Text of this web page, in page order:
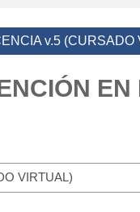
v.5 (CURSADO
EN